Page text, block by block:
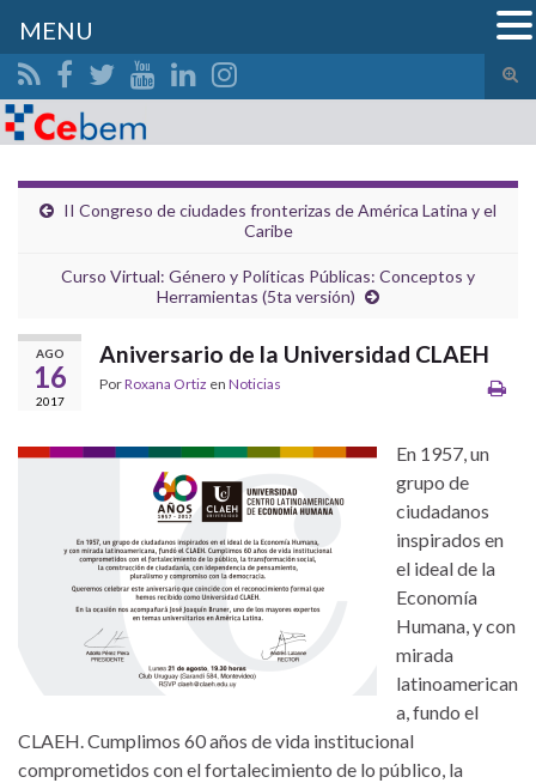
el
Search for:
II Congreso de ciudades fronterizas de América Latina y el
Caribe
Curso Virtual: Género y Políticas Públicas: Conceptos y
Herramientas (5ta versión)
AGO
16
2017
Aniversario de la Universidad CLAEH
PorRoxana Ortiz en Noticias
En 1957, un
grupo de
ciudadanos
inspirados en
el ideal de la
Economía
Humana, y con
mirada
latinoamerican
a, fundo el
CLAEH. Cumplimos 60 años de vida institucional
comprometidos con el fortalecimiento de lo público, la
MENU